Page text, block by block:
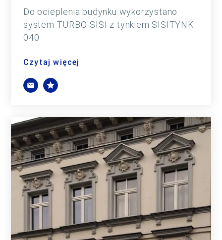
Do ocieplenia budynku wykorzystano
system TURBO-SISI z tynkiem SISITYNK
040
Czytaj więcej